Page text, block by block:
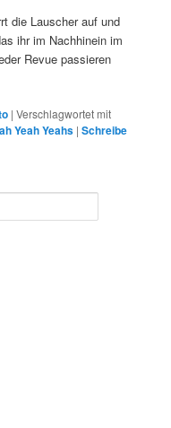
die Lauscher auf und
ihr im Nachhinein im
Revue passieren
|Verschlagwortet mit
Yeah Yeahs |Schreibe